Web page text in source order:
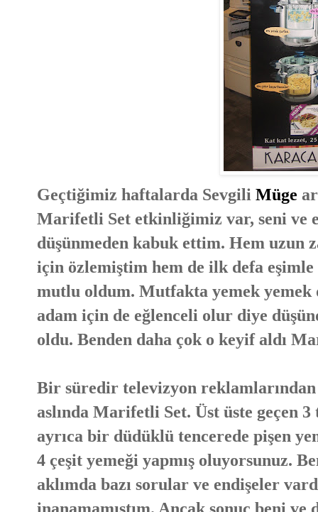
Geçtiğimiz haftalarda Sevgili Müge
Marifetli Set etkinliğimiz var, seni ve
düşünmeden kabuk ettim. Hem uzun
için özlemiştim hem de ilk defa eşimle
mutlu oldum. Mutfakta yemek yemek
adam için de eğlenceli olur diye
oldu. Benden daha çok o keyif aldı
Bir süredir televizyon
aslında Marifetli Set. Üst üste geçen 3
ayrıca bir düdüklü tencerede pişen
4 çeşit yemeği yapmış oluyorsunuz.
aklımda bazı sorular ve endişeler
inanamamıştım. Ancak sonuç beni